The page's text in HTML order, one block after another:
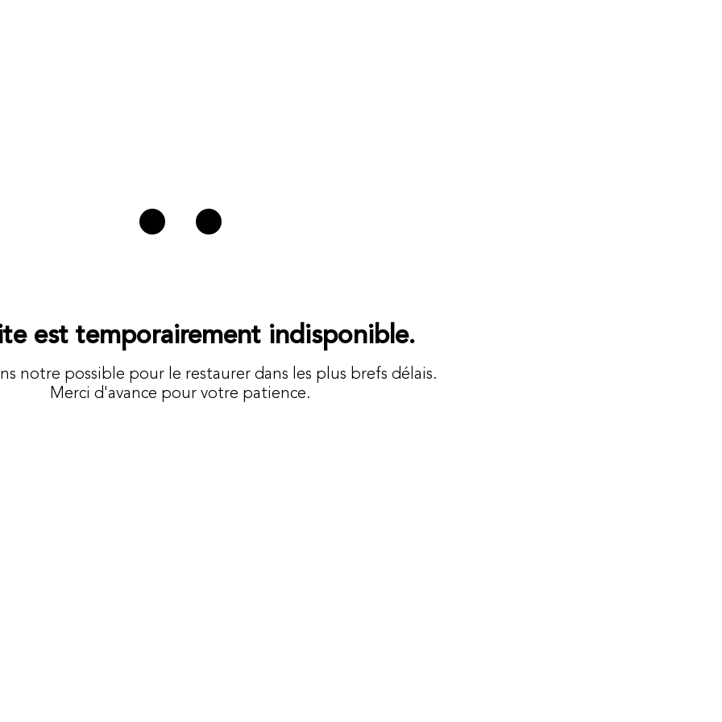
est temporairement indisponible.
notre possible pour le restaurer dans les plus brefs délais.
Merci d'avance pour votre patience.